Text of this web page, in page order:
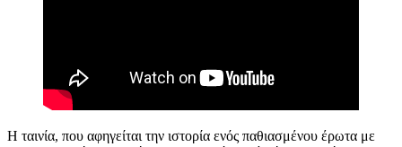
Η ταινία, που αφηγείται την ιστορία ενός παθιασμένου έρωτα με